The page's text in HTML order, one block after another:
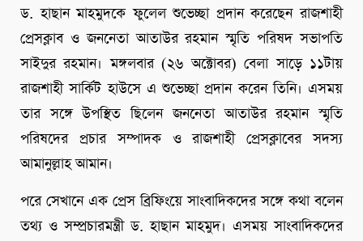
ড. হাছান মাহমুদকে ফুলেল শুভেচ্ছা প্রদান করেছেন রাজশাহী
প্রেসক্লাব ও জননেতা আতাউর রহমান স্মৃতি পরিষদ সভাপতি
সাইদুর রহমান। মঙ্গলবার (২৬ অক্টোবর) বেলা সাড়ে ১১টায়
রাজশাহী সার্কিট হাউসে এ শুভেচ্ছা প্রদান করেন তিনি। এসময়
তার সঙ্গে উপস্থিত ছিলেন জননেতা আতাউর রহমান স্মৃতি
পরিষদের প্রচার সম্পাদক ও রাজশাহী প্রেসক্লাবের সদস্য
আমানুল্লাহ আমান।
পরে সেখানে এক প্রেস ব্রিফিংয়ে সাংবাদিকদের সঙ্গে কথা বলেন
তথ্য ও সম্প্রচারমন্ত্রী ড. হাছান মাহমুদ। এসময় সাংবাদিকদের